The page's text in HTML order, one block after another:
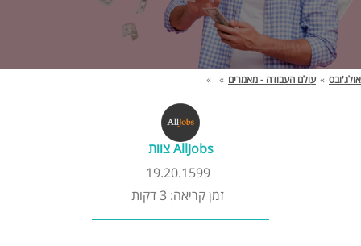
כמה אתם שווים?
קורסים אונליין
אולג'ובס » עולם העבודה - מאמרים »
»
AllJobs צוות
19.20.1599
זמן קריאה: 3 דקות